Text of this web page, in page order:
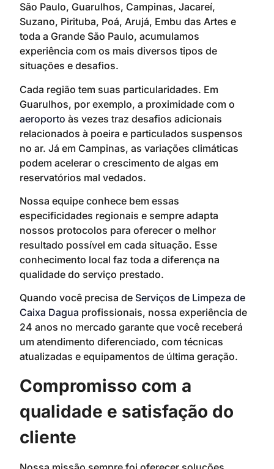
São Paulo, Guarulhos, Campinas, Jacareí,
Suzano, Pirituba, Poá, Arujá, Embu das Artes e
toda a Grande São Paulo, acumulamos
experiência com os mais diversos tipos de
situações e desafios.
Cada região tem suas particularidades. Em
Guarulhos, por exemplo, a proximidade com o
aeroporto às vezes traz desafios adicionais
relacionados à poeira e particulados suspensos
no ar. Já em Campinas, as variações climáticas
podem acelerar o crescimento de algas em
reservatórios mal vedados.
Nossa equipe conhece bem essas
especificidades regionais e sempre adapta
nossos protocolos para oferecer o melhor
resultado possível em cada situação. Esse
conhecimento local faz toda a diferença na
qualidade do serviço prestado.
Quando você precisa de Serviços de Limpeza de
Caixa Dagua profissionais, nossa experiência de
24 anos no mercado garante que você receberá
um atendimento diferenciado, com técnicas
atualizadas e equipamentos de última geração.
Compromisso com a
qualidade e satisfação do
cliente